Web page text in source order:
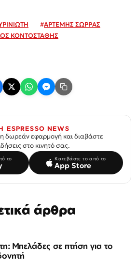
#ΑΡΤΕΜΗΣ ΣΩΡΡΑΣ
ΚΟΝΤΟΣΤΑΘΗΣ
NEWS
δωρεάν εφαρμογή και διαβάστε
στο κινητό σας.
το Κατεβάστε το από το
App Store
άρθρα
Μπελάδες σε πτήση για το